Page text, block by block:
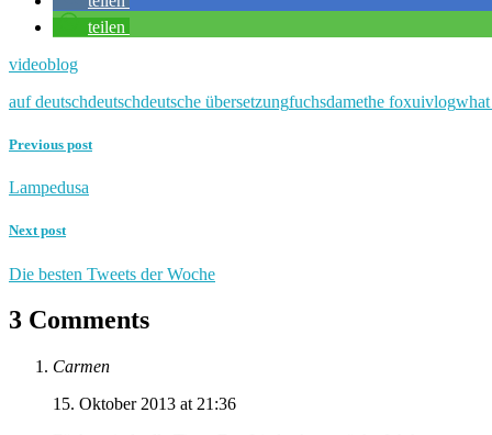
teilen
videoblog
auf deutschdeutschdeutsche übersetzungfuchsdamethe foxuivlog
Previous post
Lampedusa
Next post
Die besten Tweets der Woche
3 Comments
Carmen
15. Oktober 2013 at 21:36